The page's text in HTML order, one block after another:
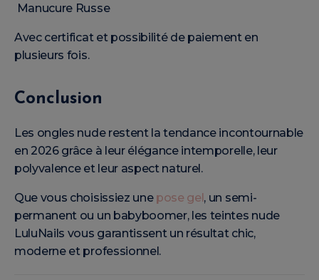
Manucure Russe
Avec certificat et possibilité de paiement en
plusieurs fois.
Conclusion
Les ongles nude restent la tendance incontournable
en 2026 grâce à leur élégance intemporelle, leur
polyvalence et leur aspect naturel.
Que vous choisissiez une pose gel, un semi-
permanent ou un babyboomer, les teintes nude
LuluNails vous garantissent un résultat chic,
moderne et professionnel.